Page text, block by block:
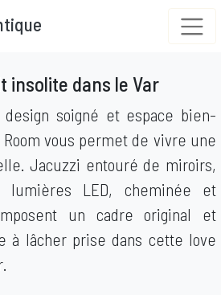
insolite dans le Var
soigné et espace bien-
vous permet de vivre une
Jacuzzi entouré de miroirs,
lumières LED, cheminée et
un cadre original et
à lâcher prise dans cette love